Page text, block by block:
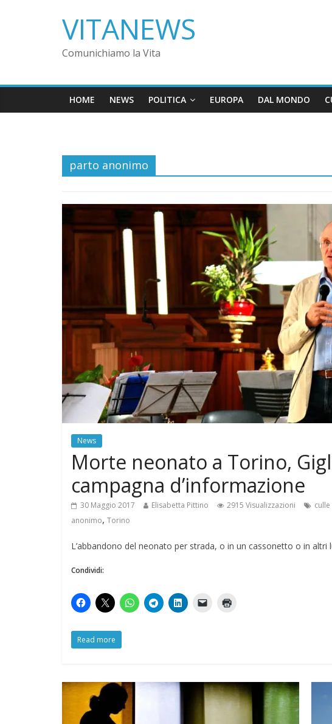
VITANEWS
Comunichiamo la Vita
HOME NEWS POLITICA EUROPA DAL MONDO
parto anonimo
News
Morte neonato a Torino,
campagna d’informazione
30 Maggio 2017 Elisabetta Pittino 2915 Visualizzazioni
anonimo, Torino
L’abbandono del neonato per strada, o in un cassonetto o in
Condividi:
Read more